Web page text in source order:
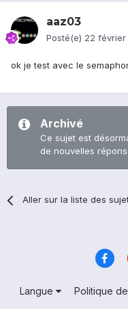
aaz03
Posté(e) 22 février
ok je test avec le
Archivé
Ce sujet est
de nouvelles
Aller sur la liste des
Langue Politique